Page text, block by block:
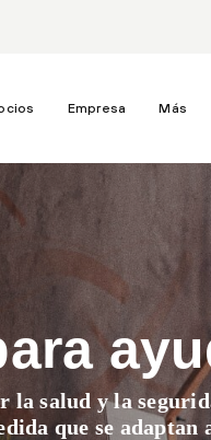
Empresa Más
la salud y la
que se adaptan